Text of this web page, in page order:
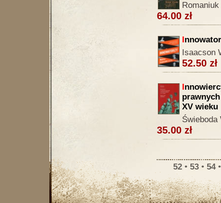
Romaniuk
64.00 zł
I
Isaacson
52.50 zł
I
XV wieku
Świeboda
35.00 zł
52• 53• 54